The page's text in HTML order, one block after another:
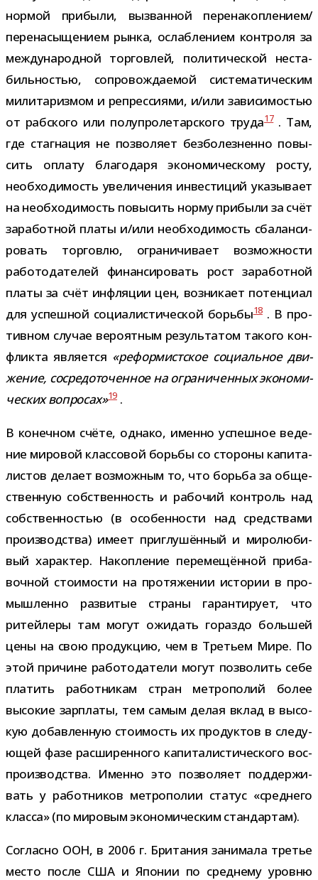
нор­мой при­были, вызван­ной перенакоплением/​
перенасыщением рынка, ослаб­ле­нием кон­троля за
меж­ду­на­род­ной тор­гов­лей, поли­ти­че­ской неста­
биль­но­стью, сопро­вож­да­е­мой систе­ма­ти­че­ским
мили­та­риз­мом и репрес­си­ями, и/​или зави­си­мо­стью
от раб­ского или полу­про­ле­тар­ского труда17. Там,
где стаг­на­ция не поз­во­ляет без­бо­лез­ненно повы­
сить оплату бла­го­даря эко­но­ми­че­скому росту,
необ­хо­ди­мость уве­ли­че­ния инве­сти­ций ука­зы­вает
на необ­хо­ди­мость повы­сить норму при­были за счёт
зара­бот­ной платы и/​или необ­хо­ди­мость сба­лан­си­
ро­вать тор­говлю, огра­ни­чи­вает воз­мож­но­сти
рабо­то­да­те­лей финан­си­ро­вать рост зара­бот­ной
платы за счёт инфля­ции цен, воз­ни­кает потен­циал
для успеш­ной соци­а­ли­сти­че­ской борьбы18. В про­
тив­ном слу­чае веро­ят­ным резуль­та­том такого кон­
фликта явля­ется «рефор­мист­ское соци­аль­ное дви­
же­ние, сосре­до­то­чен­ное на огра­ни­чен­ных эко­но­ми­
че­ских вопро­сах»19.
В конеч­ном счёте, однако, именно успеш­ное веде­
ние миро­вой клас­со­вой борьбы со сто­роны капи­та­
ли­стов делает воз­мож­ным то, что борьба за обще­
ствен­ную соб­ствен­ность и рабо­чий кон­троль над
соб­ствен­но­стью (в осо­бен­но­сти над сред­ствами
про­из­вод­ства) имеет при­глу­шён­ный и миро­лю­би­
вый харак­тер. Накопление пере­ме­щён­ной при­ба­
воч­ной сто­и­мо­сти на про­тя­же­нии исто­рии в про­
мыш­ленно раз­ви­тые страны гаран­ти­рует, что
ритей­леры там могут ожи­дать гораздо боль­шей
цены на свою про­дук­цию, чем в Третьем Мире. По
этой при­чине рабо­то­да­тели могут поз­во­лить себе
пла­тить работ­ни­кам стран мет­ро­по­лий более
высо­кие зар­платы, тем самым делая вклад в высо­
кую добав­лен­ную сто­и­мость их про­дук­тов в сле­ду­
ю­щей фазе рас­ши­рен­ного капи­та­ли­сти­че­ского вос­
про­из­вод­ства. Именно это поз­во­ляет под­дер­жи­
вать у работ­ни­ков мет­ро­по­лии ста­тус «сред­него
класса» (по миро­вым эко­но­ми­че­ским стандартам).
Согласно ООН, в 2006 г. Британия зани­мала тре­тье
место после США и Японии по сред­нему уровню